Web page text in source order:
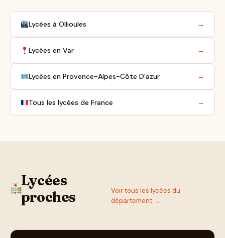
Lycées à Ollioules →
Lycées en Var →
Lycées en Provence-Alpes-Côte D'azur →
Tous les lycées de France →
Lycées
proches
Voir tous les lycées du
département →